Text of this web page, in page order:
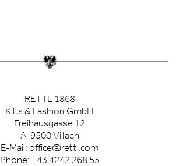
RETTL 1868
Kilts & Fashion GmbH
Freihausgasse 12
A-9500 Villach
E-Mail: office@rettl.com
Phone: +43 4242 268 55